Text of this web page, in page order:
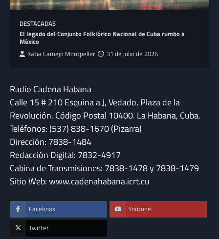
DESTACADAS
El legado del Conjunto Folklórico Nacional de Cuba rumbo a
México
Katia Camejo Montpeller 31 de julio de 2026
Radio Cadena Habana
Calle 15 # 210 Esquina a J, Vedado, Plaza de la
Revolución. Código Postal 10400. La Habana, Cuba.
Teléfonos: (537) 838-1670 (Pizarra)
Dirección: 7838-1484
Redacción Digital: 7832-4917
Cabina de Transmisiones: 7838-1478 y 7838-1479
Sitio Web: www.cadenahabana.icrt.cu
Facebook Youtube
Twitter